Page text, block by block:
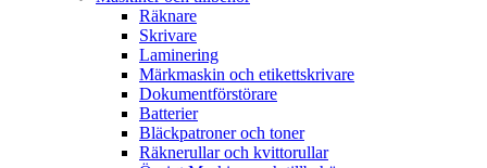
Räknare
Skrivare
Laminering
Märkmaskin och etikettskrivare
Dokumentförstörare
Batterier
Bläckpatroner och toner
Räknerullar och kvittorullar